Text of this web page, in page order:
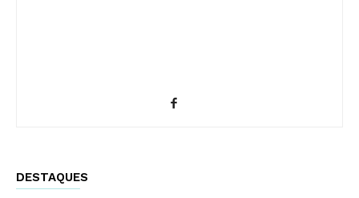
DESTAQUES